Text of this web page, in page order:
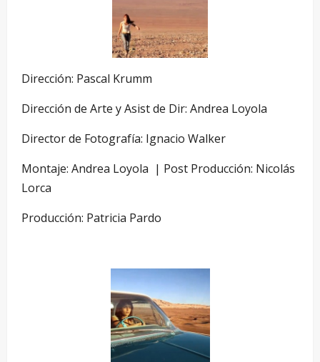
Dirección: Pascal Krumm
Dirección de Arte y Asist de Dir: Andrea Loyola
Director de Fotografía: Ignacio Walker
Montaje: Andrea Loyola | Post Producción: Nicolás
Lorca
Producción: Patricia Pardo